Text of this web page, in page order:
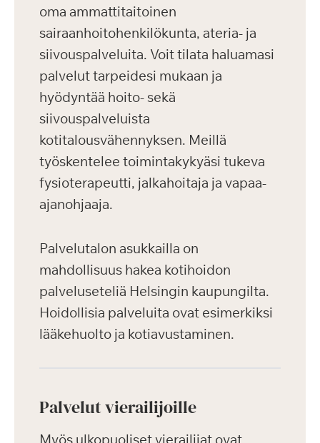
oma ammattitaitoinen
sairaanhoitohenkilökunta, ateria- ja
siivouspalveluita. Voit tilata haluamasi
palvelut tarpeidesi mukaan ja
hyödyntää hoito- sekä
siivouspalveluista
kotitalousvähennyksen. Meillä
työskentelee toimintakykyäsi tukeva
fysioterapeutti, jalkahoitaja ja vapaa-
ajanohjaaja.
Palvelutalon asukkailla on
mahdollisuus hakea kotihoidon
palveluseteliä Helsingin kaupungilta.
Hoidollisia palveluita ovat esimerkiksi
lääkehuolto ja kotiavustaminen.
Palvelut vierailijoille
Myös ulkopuoliset vierailijat ovat